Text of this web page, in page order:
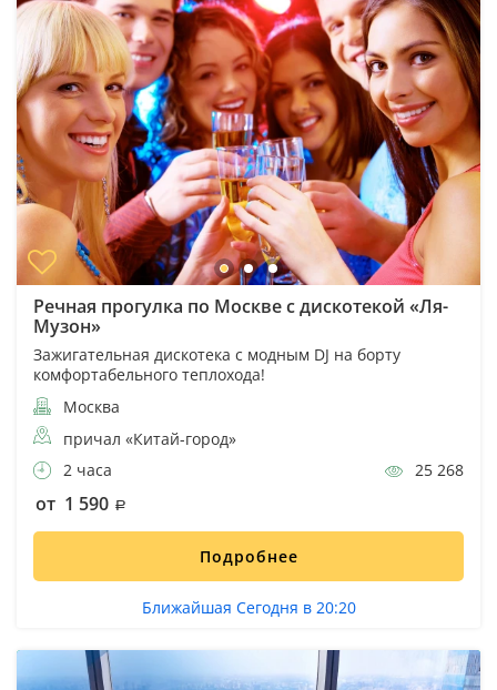
Речная прогулка по Москве с дискотекой «Ля-
Музон»
Зажигательная дискотека с модным DJ на борту
комфортабельного теплохода!
Москва
причал «Китай-город»
2 часа
25 268
от 1 590
Подробнее
Ближайшая Сегодня в 20:20